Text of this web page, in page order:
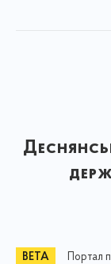
Портал